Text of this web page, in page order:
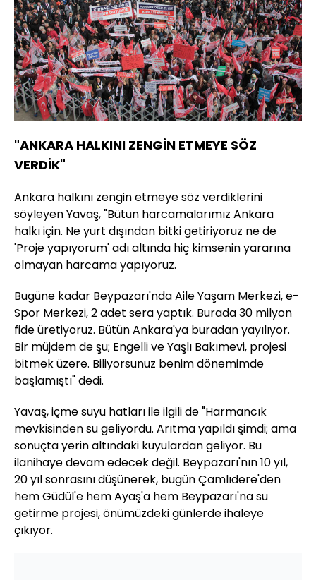
"ANKARA HALKINI ZENGİN ETMEYE SÖZ
VERDİK"
Ankara halkını zengin etmeye söz verdiklerini
söyleyen Yavaş, "Bütün harcamalarımız Ankara
halkı için. Ne yurt dışından bitki getiriyoruz ne de
'Proje yapıyorum' adı altında hiç kimsenin yararına
olmayan harcama yapıyoruz.
Bugüne kadar Beypazarı'nda Aile Yaşam Merkezi, e-
Spor Merkezi, 2 adet sera yaptık. Burada 30 milyon
fide üretiyoruz. Bütün Ankara'ya buradan yayılıyor.
Bir müjdem de şu; Engelli ve Yaşlı Bakımevi, projesi
bitmek üzere. Biliyorsunuz benim dönemimde
başlamıştı" dedi.
Yavaş, içme suyu hatları ile ilgili de "Harmancık
mevkisinden su geliyordu. Arıtma yapıldı şimdi; ama
sonuçta yerin altındaki kuyulardan geliyor. Bu
ilanihaye devam edecek değil. Beypazarı'nın 10 yıl,
20 yıl sonrasını düşünerek, bugün Çamlıdere'den
hem Güdül'e hem Ayaş'a hem Beypazarı'na su
getirme projesi, önümüzdeki günlerde ihaleye
çıkıyor.